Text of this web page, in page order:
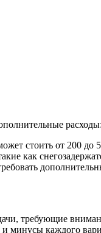
расходы:
стоить от 200 до
как
требующие
минусы каждого